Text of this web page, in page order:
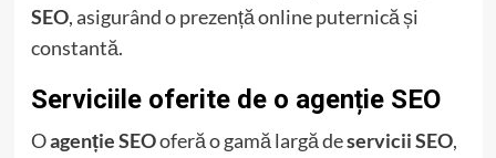
SEO, asigurând o prezență online puternică și
constantă.
Serviciile oferite de o agenție SEO
Oagenție SEOoferă o gamă largă deservicii SEO,